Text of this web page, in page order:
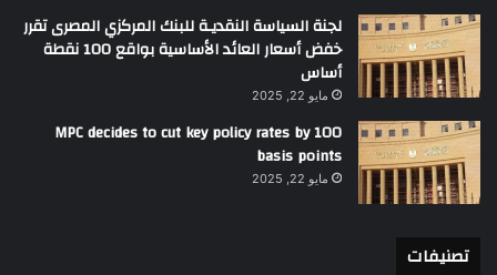
لجنة السياسة النقديـة للبنك المركزي المصرى تقرر
خفض أسعار العائد الأساسية بواقع 100 نقطة
أساس
مايو 22, 2025
MPC decides to cut key policy rates by 100
basis points
مايو 22, 2025
تصنيفات